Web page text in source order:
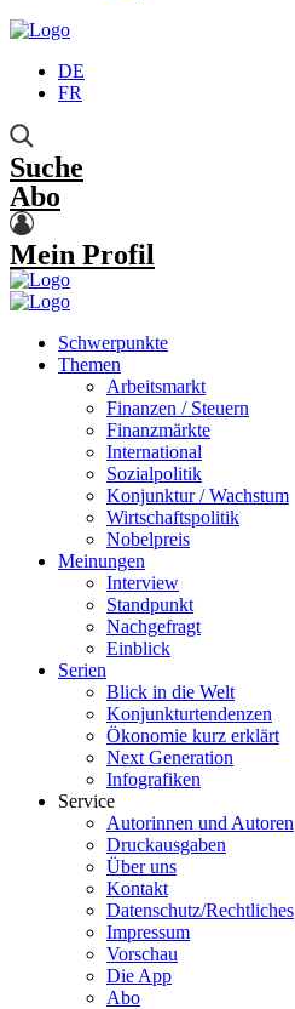
DE
FR
Suche
Abo
Mein Profil
Schwerpunkte
Themen
Arbeitsmarkt
Finanzen / Steuern
Finanzmärkte
International
Sozialpolitik
Konjunktur / Wachstum
Wirtschaftspolitik
Nobelpreis
Meinungen
Interview
Standpunkt
Nachgefragt
Einblick
Serien
Blick in die Welt
Konjunkturtendenzen
Ökonomie kurz erklärt
Next Generation
Infografiken
Service
Autorinnen und Autoren
Druckausgaben
Über uns
Kontakt
Datenschutz/Rechtliches
Impressum
Vorschau
Die App
Abo